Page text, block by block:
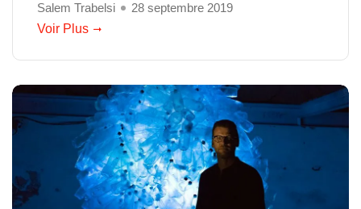
Salem Trabelsi
28 septembre 2019
Voir Plus